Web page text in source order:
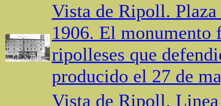
Vista de Ripoll.
1906. El monumento
ripolleses que
producido el 27 de
Vista de Ripoll.